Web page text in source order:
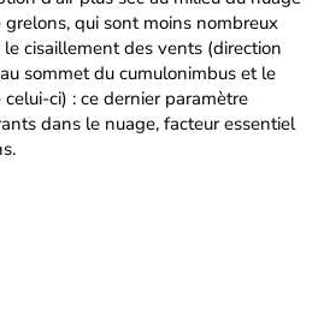
qui sont moins nombreux
cisaillement des vents (direction
sommet du cumulonimbus et le
ci) : ce dernier paramètre
dans le nuage, facteur essentiel